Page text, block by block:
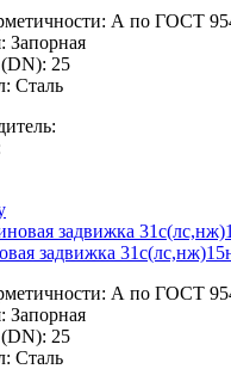
А по ГОСТ
Запорная
25
Сталь
задвижка
А по ГОСТ
Запорная
25
Сталь